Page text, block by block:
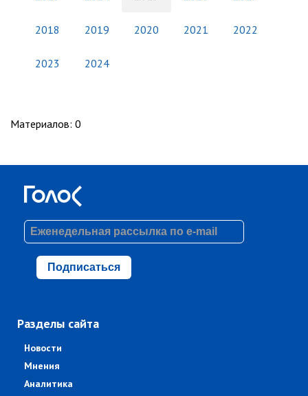
2018 2019 2020 2021 2022
2023 2024
Материалов: 0
Подписаться
Разделы сайта
Новости
Мнения
Аналитика